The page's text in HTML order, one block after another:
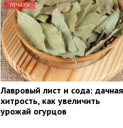
ЛУЧШЕЕ
Лавровый лист и сода: дачная
хитрость, как увеличить
урожай огурцов